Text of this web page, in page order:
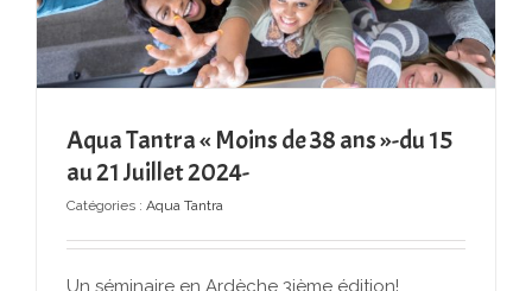
Aqua Tantra « Moins de 38 ans »-du 15
au 21 Juillet 2024-
Catégories : Aqua Tantra
Un séminaire en Ardèche 3ième édition!